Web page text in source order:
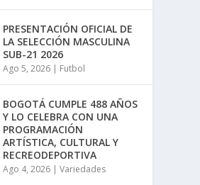
a
r
u
e
n
a
o
PRESENTACIÓN OFICIAL DE
LA SELECCIÓN MASCULINA
SUB-21 2026
Ago 5, 2026 | Futbol
BOGOTÁ CUMPLE 488 AÑOS
Y LO CELEBRA CON UNA
PROGRAMACIÓN
ARTÍSTICA, CULTURAL Y
RECREODEPORTIVA
Ago 4, 2026 |Variedades